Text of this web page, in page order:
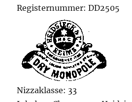
Registernummer: DD2505
Nizzaklasse: 33